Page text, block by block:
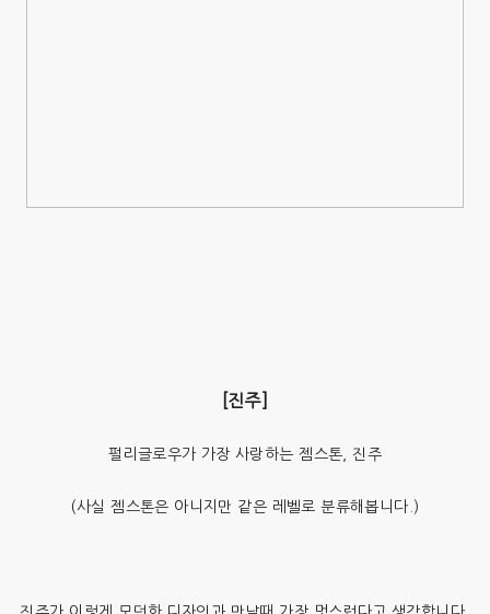
[진주]
펄리글로우가 가장 사랑하는 젬스톤, 진주
(사실 젬스톤은 아니지만 같은 레벨로 분류해봅니다.)